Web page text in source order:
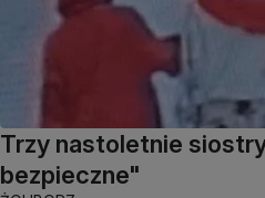
Trzy nastoletnie
bezpieczne"